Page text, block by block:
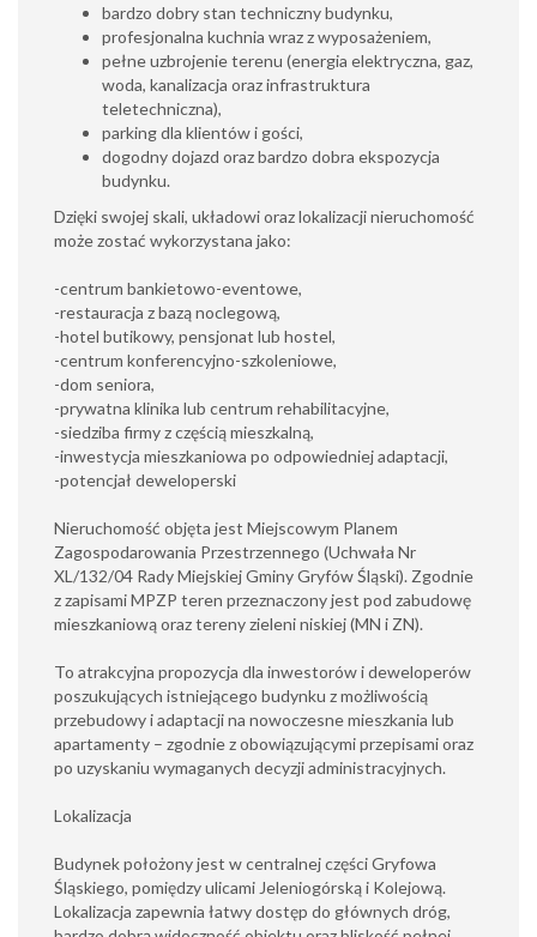
bardzo dobry stan techniczny budynku,
profesjonalna kuchnia wraz z wyposażeniem,
pełne uzbrojenie terenu (energia elektryczna, gaz,
woda, kanalizacja oraz infrastruktura
teletechniczna),
parking dla klientów i gości,
dogodny dojazd oraz bardzo dobra ekspozycja
budynku.
Dzięki swojej skali, układowi oraz lokalizacji nieruchomość
może zostać wykorzystana jako:
-centrum bankietowo-eventowe,
-restauracja z bazą noclegową,
-hotel butikowy, pensjonat lub hostel,
-centrum konferencyjno-szkoleniowe,
-dom seniora,
-prywatna klinika lub centrum rehabilitacyjne,
-siedziba firmy z częścią mieszkalną,
-inwestycja mieszkaniowa po odpowiedniej adaptacji,
-potencjał deweloperski
Nieruchomość objęta jest Miejscowym Planem
Zagospodarowania Przestrzennego (Uchwała Nr
XL/132/04 Rady Miejskiej Gminy Gryfów Śląski). Zgodnie
z zapisami MPZP teren przeznaczony jest pod zabudowę
mieszkaniową oraz tereny zieleni niskiej (MN i ZN).
To atrakcyjna propozycja dla inwestorów i deweloperów
poszukujących istniejącego budynku z możliwością
przebudowy i adaptacji na nowoczesne mieszkania lub
apartamenty – zgodnie z obowiązującymi przepisami oraz
po uzyskaniu wymaganych decyzji administracyjnych.
Lokalizacja
Budynek położony jest w centralnej części Gryfowa
Śląskiego, pomiędzy ulicami Jeleniogórską i Kolejową.
Lokalizacja zapewnia łatwy dostęp do głównych dróg,